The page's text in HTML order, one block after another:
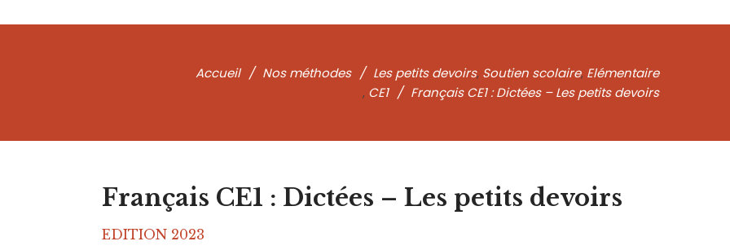
Accueil / Nos méthodes / Les petits devoirs, Soutien scolaire, Elémentaire
, CE1 / Français CE1 : Dictées – Les petits devoirs
Français CE1 : Dictées – Les petits devoirs
EDITION 2023